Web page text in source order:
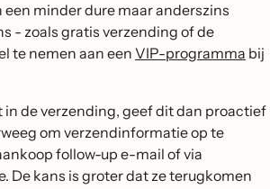
minder dure maar anderszins
- zoals gratis verzending of de
te nemen aan een VIP-programma bij
in de verzending, geef dit dan proactief
om verzendinformatie op te
follow-up e-mail of via
De kans is groter dat ze terugkomen